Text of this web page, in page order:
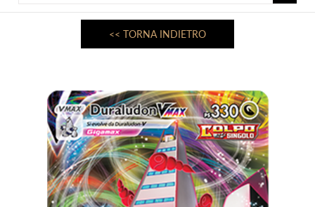
<< TORNA INDIETRO